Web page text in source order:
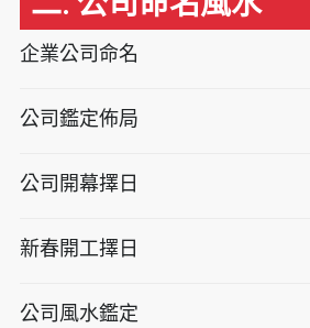
企業公司命名
公司鑑定佈局
公司開幕擇日
新春開工擇日
公司風水鑑定